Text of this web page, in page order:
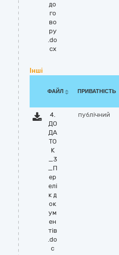
до
го
во
ру
.do
cx
Інші
ФАЙЛ ПРИВАТНІСТЬ
4.
ДО
ДА
ТО
К
_3
_П
ер
елі
к д
ок
ум
ен
тів
.do
c
публічний